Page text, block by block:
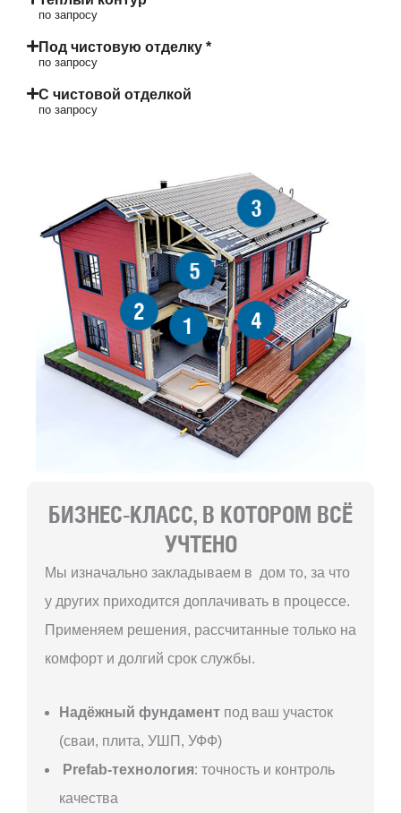
по запросу
Под чистовую отделку *
по запросу
С чистовой отделкой
по запросу
1
2
3
4
5
БИЗНЕС-КЛАСС, В КОТОРОМ ВСЁ
УЧТЕНО
Мы изначально закладываем в дом то, за что
у других приходится доплачивать в процессе.
Применяем решения, рассчитанные только на
комфорт и долгий срок службы.
Надёжный фундамент под ваш участок
(сваи, плита, УШП, УФФ)
Prefab-технология: точность и контроль
качества